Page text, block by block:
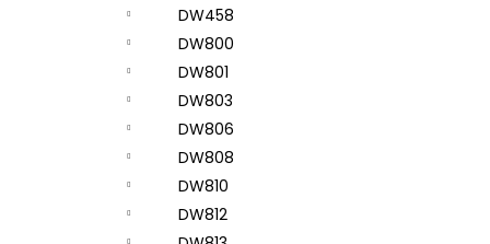
DW458
DW800
DW801
DW803
DW806
DW808
DW810
DW812